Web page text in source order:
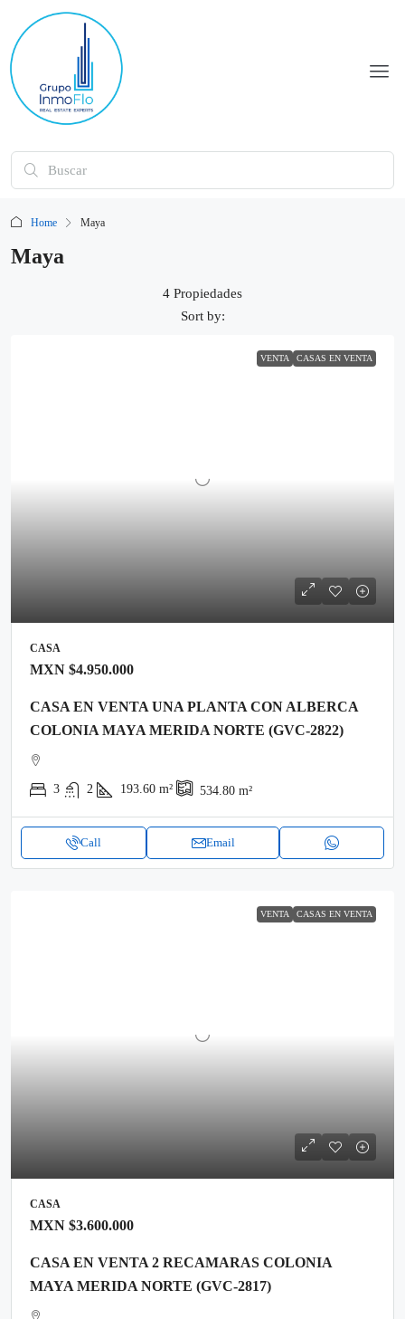
Home Maya
Maya
4 Propiedades
Sort by:
VENTA CASAS EN VENTA
CASA
MXN $4.950.000
CASA EN VENTA UNA PLANTA CON ALBERCA
COLONIA MAYA MERIDA NORTE (GVC-2822)
3 2 193.60 m² 534.80 m²
Call Email
VENTA CASAS EN VENTA
CASA
MXN $3.600.000
CASA EN VENTA 2 RECAMARAS COLONIA
MAYA MERIDA NORTE (GVC-2817)